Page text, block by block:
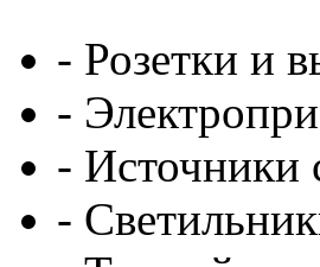
- Розетки и
-
- Источники
-